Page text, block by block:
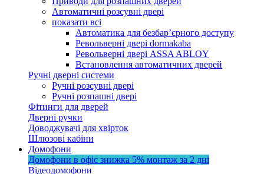
Автоматичні розсувні двері
показати всі
Автоматика для безбар’єрного доступу
Револьверні двері dormakaba
Револьверні двері ASSA ABLOY
Встановлення автоматичних дверей
Ручні дверні системи
Ручні розсувні двері
Ручні розпашні двері
Фітинги для дверей
Дверні ручки
Доводжувачі для хвірток
Шлюзові кабіни
Домофони
Домофони в офіс знижка 5% монтаж за 2 дні
Відеодомофони